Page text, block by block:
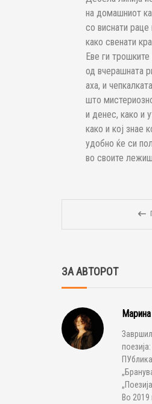
на домашниот
со виснати раце
како свенати
Еве ги трошките
од вчерашната
аха, и
што
и денес, како и
како и кој знае
удобно ќе си
во своите
ЗА АВТОРОТ
Во 2019